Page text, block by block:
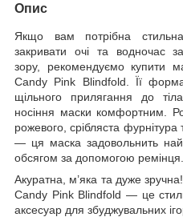
Опис
Якщо вам потрібна
закривати очі та водночас
зору, рекомендуємо купити
Candy Pink Blindfold. Її
щільного прилягання до
носіння маски комфортним.
рожевого, срібляста
— ця маска задовольнить
обсягом за допомогою ремінця.
Акуратна, м’яка та дуже
Candy Pink Blindfold — це
аксесуар для збуджувальних